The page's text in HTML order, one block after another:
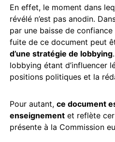
En effet, le moment dans
révélé n’est pas anodin.
par une baisse de confiance
fuite de ce document peut
d’une stratégie de lobbying
lobbying étant d’influencer
positions politiques et la
Pour autant, ce document
enseignement et reflète
présente à la Commission